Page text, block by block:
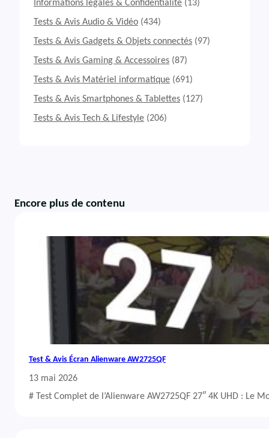
Informations légales & Confidentialité (13)
Tests & Avis Audio & Vidéo (434)
Tests & Avis Gadgets & Objets connectés (97)
Tests & Avis Gaming & Accessoires (87)
Tests & Avis Matériel informatique (691)
Tests & Avis Smartphones & Tablettes (127)
Tests & Avis Tech & Lifestyle (206)
Encore plus de contenu
Test & Avis Écran Alienware AW2725QF
13 mai 2026
# Test Complet de l’Alienware AW2725QF 27″ 4K UHD : Le